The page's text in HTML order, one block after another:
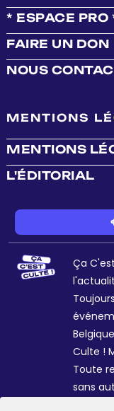
* ESPACE PRO
FAIRE UN DON
NOUS
MENTIONS
MENTIONS
L'ÉDITORIAL
Ça
Culte !
Toute
sans